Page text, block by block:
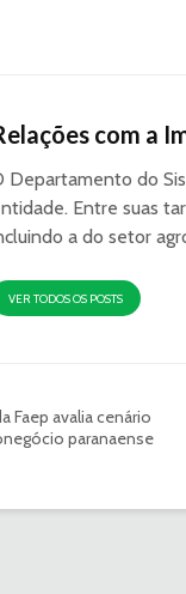
com a
Departamento do
Entre suas
a do setor
VER TODOS OS POSTS
Faep avalia cenário
paranaense